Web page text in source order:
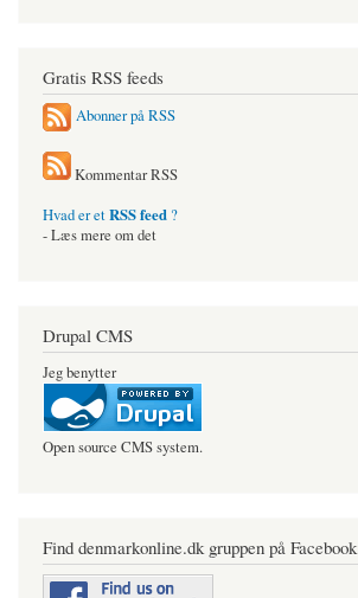
Gratis RSS feeds
Abonner på RSS
Kommentar RSS
Hvad er etRSS feed ?
- Læs mere om det
Drupal CMS
Jeg benytter
Open source CMS system.
Find denmarkonline.dk gruppen på Facebook